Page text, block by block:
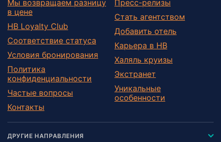
Мы возвращаем разницу
в цене
HB Loyalty Club
Соответствие статуса
Условия бронирования
Политика
конфиденциальности
Частые вопросы
Контакты
Пресс-релизы
Стать агентством
Добавить отель
Карьера в HB
Халяль круизы
Экстранет
Уникальные
особенности
ДРУГИЕ НАПРАВЛЕНИЯ